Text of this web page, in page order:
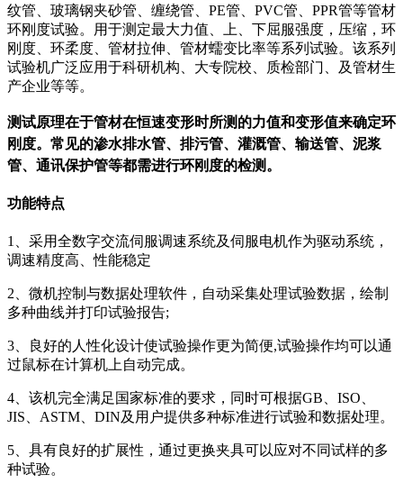
纹管、玻璃钢夹砂管、缠绕管、PE管、PVC管、PPR管等管材
环刚度试验。用于测定最大力值、上、下屈服强度，压缩，环
刚度、环柔度、管材拉伸、管材蠕变比率等系列试验。该系列
试验机广泛应用于科研机构、大专院校、质检部门、及管材生
产企业等等。
测试原理在于管材在恒速变形时所测的力值和变形值来确定环
刚度。常见的渗水排水管、排污管、灌溉管、输送管、泥浆
管、通讯保护管等都需进行环刚度的检测。
功能特点
1、采用全数字交流伺服调速系统及伺服电机作为驱动系统，
调速精度高、性能稳定
2、微机控制与数据处理软件，自动采集处理试验数据，绘制
多种曲线并打印试验报告;
3、良好的人性化设计使试验操作更为简便,试验操作均可以通
过鼠标在计算机上自动完成。
4、该机完全满足国家标准的要求，同时可根据GB、ISO、
JIS、ASTM、DIN及用户提供多种标准进行试验和数据处理。
5、具有良好的扩展性，通过更换夹具可以应对不同试样的多
种试验。